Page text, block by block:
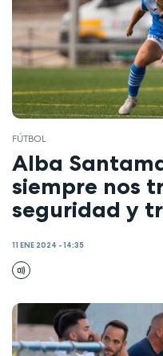
FÚTBOL
Alba
siempre nos
seguridad y
11 ENE 2024 - 14:35